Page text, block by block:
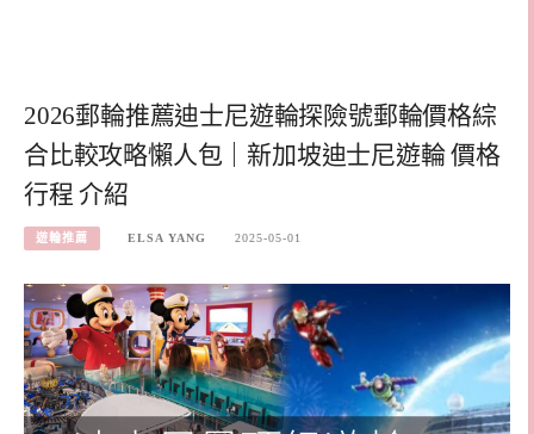
2026郵輪推薦迪士尼遊輪探險號郵輪價格綜
合比較攻略懶人包｜新加坡迪士尼遊輪 價格
行程 介紹
遊輪推薦 ELSA YANG 2025-05-01